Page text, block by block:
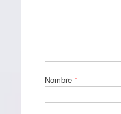
Nombre *